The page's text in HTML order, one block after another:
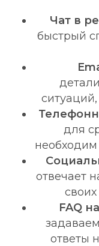
Чат в
быстрый
для
необходим
отвечает
FAQ
ответы